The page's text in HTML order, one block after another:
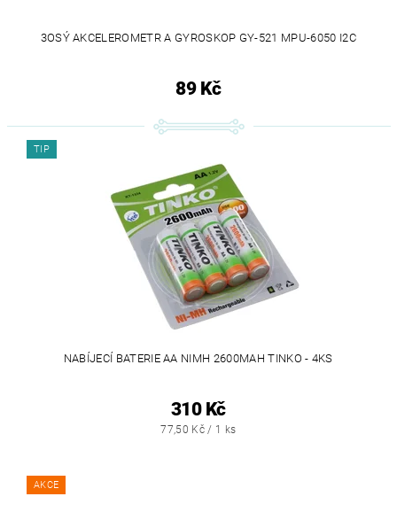
3OSÝ AKCELEROMETR A GYROSKOP GY-521 MPU-6050 I2C
89 Kč
TIP
NABÍJECÍ BATERIE AA NIMH 2600MAH TINKO - 4KS
310 Kč
77,50 Kč / 1 ks
AKCE